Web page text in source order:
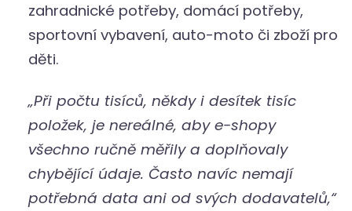
zahradnické potřeby, domácí potřeby,
sportovní vybavení, auto-moto či zboží pro
děti.
„Při počtu tisíců, někdy i desítek tisíc
položek, je nereálné, aby e-shopy
všechno ručně měřily a doplňovaly
chybějící údaje. Často navíc nemají
potřebná data ani od svých dodavatelů,“